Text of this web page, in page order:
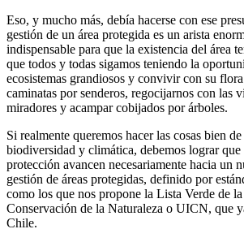
Eso, y mucho más, debía hacerse con ese
gestión de un área protegida es un arista
indispensable para que la existencia del área
que todos y todas sigamos teniendo la
ecosistemas grandiosos y convivir con su
caminatas por senderos, regocijarnos con las
miradores y acampar cobijados por árboles.
Si realmente queremos hacer las cosas bien
biodiversidad y climática, debemos lograr que
protección avancen necesariamente hacia un
gestión de áreas protegidas, definido por
como los que nos propone la Lista Verde de
Conservación de la Naturaleza o UICN, que
Chile.